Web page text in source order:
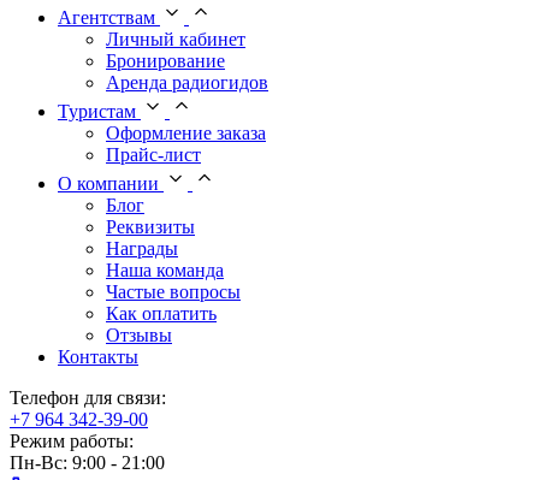
Агентствам
Личный кабинет
Бронирование
Аренда радиогидов
Туристам
Оформление заказа
Прайс-лист
О компании
Блог
Реквизиты
Награды
Наша команда
Частые вопросы
Как оплатить
Отзывы
Контакты
Телефон для связи:
+7 964 342-39-00
Режим работы:
Пн-Вс: 9:00 - 21:00